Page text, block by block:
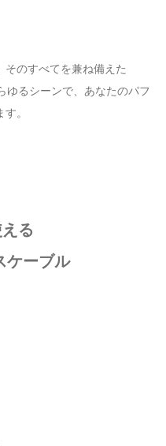
のすべてを兼ね備えた
ゆるシーンで、あなたのパフ
。
る
ケーブル